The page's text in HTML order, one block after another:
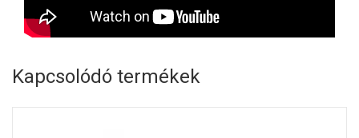
Kapcsolódó termékek